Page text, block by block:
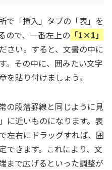
で「挿入」タブの「表」を
ので、一番左上の 「1×1」
さい。すると、文書の中に
。その中に、囲みたい文字
を貼り付けましょう。
の段落罫線と同じように見
に近いものになります。表
左右にドラッグすれば、囲
できます。これにより、文
まで広げるといった調整が